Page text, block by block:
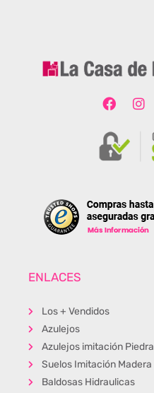
ENLACES
Los + Vendidos
Azulejos
Azulejos imitación Piedra
Suelos Imitación Madera
Baldosas Hidraulicas